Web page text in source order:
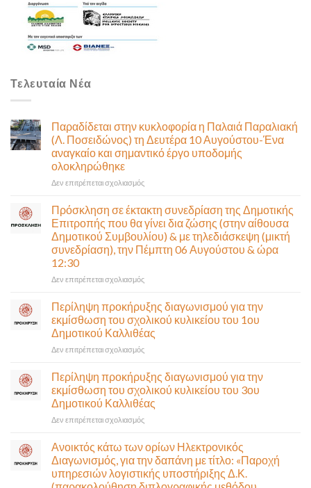
Τελευταία Νέα
Παραδίδεται στην κυκλοφορία η Παλαιά Παραλιακή
(Λ. Ποσειδώνος) τη Δευτέρα 10 Αυγούστου-Ένα
αναγκαίο και σημαντικό έργο υποδομής
ολοκληρώθηκε
Δεν επιτρέπεται σχολιασμόςστο
κυκλοφορία
η
Παλαιά
Παραλιακή
Ποσειδώνος)
10
Αυγούστου-
Ένα
αναγκαίο
σημαντικό
έργο
υποδομής
ολοκληρώθηκε
Πρόσκληση σε έκτακτη συνεδρίαση της Δημοτικής
Επιτροπής που θα γίνει δια ζώσης (στην αίθουσα
Δημοτικού Συμβουλίου) & με τηλεδιάσκεψη (μικτή
συνεδρίαση), την Πέμπτη 06 Αυγούστου & ώρα
12:30
Δεν επιτρέπεται σχολιασμόςστο
σε
έκτακτη
συνεδρίαση
της
Δημοτικής
που
θα
γίνει
δια
ζώσης
αίθουσα
Δημοτικού
Συμβουλίου)
&
Περίληψη προκήρυξης διαγωνισμού για την
εκμίσθωση του σχολικού κυλικείου του 1ου
Δημοτικού Καλλιθέας
Δεν επιτρέπεται σχολιασμόςστο
προκήρυξης
διαγωνισμού
για
την
εκμίσθωση
σχολικού
κυλικείου
του
1ου
Περίληψη προκήρυξης διαγωνισμού για την
εκμίσθωση του σχολικού κυλικείου του 3ου
Δημοτικού Καλλιθέας
Δεν επιτρέπεται σχολιασμόςστο
προκήρυξης
διαγωνισμού
για
την
Ανοικτός κάτω των ορίων Ηλεκτρονικός
Διαγωνισμός, για την δαπάνη με τίτλο: «Παροχή
υπηρεσιών λογιστικής υποστήριξης Δ.Κ.